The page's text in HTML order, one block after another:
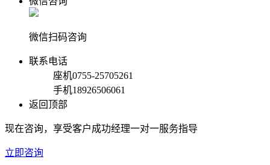
微信扫码咨询
联系电话
座机0755-25705261
手机18926506061
返回顶部
现在咨询，享受客户成功经理一对一服务指导
立即咨询